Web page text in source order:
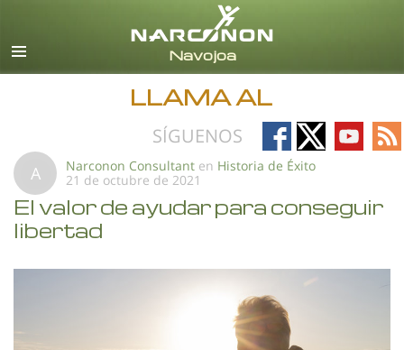
Español
Todas las Regiones/Idiomas
LLAMA AL
SÍGUENOS
Follow
on
Follow
on
Follow
on
on
A Narconon Consultant en Historia de Éxito
21 de octubre de 2021
El valor de ayudar para conseguir
libertad